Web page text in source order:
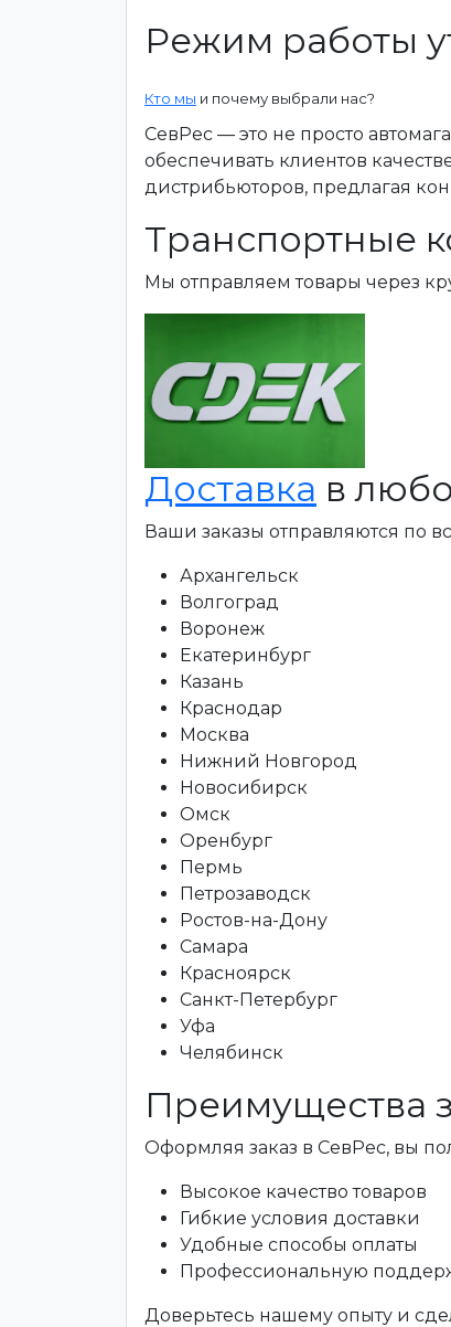
Режим работы
Кто мы и почему выбрали нас?
СевРес — это не просто
обеспечивать клиентов
дистрибьюторов, предлагая
Транспортные
Мы отправляем товары через
Доставка в
Ваши заказы отправляются по
Архангельск
Волгоград
Воронеж
Екатеринбург
Казань
Краснодар
Москва
Нижний Новгород
Новосибирск
Омск
Оренбург
Пермь
Петрозаводск
Ростов-на-Дону
Самара
Красноярск
Санкт-Петербург
Уфа
Челябинск
Преимущества
Оформляя заказ в СевРес, вы
Высокое качество товаров
Гибкие условия доставки
Удобные способы оплаты
Профессиональную
Доверьтесь нашему опыту и